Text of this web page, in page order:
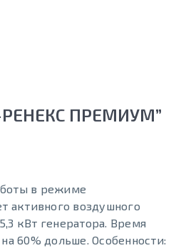
ПРЕМИУМ”
в режиме
активного воздушного
кВт генератора. Время
60% дольше. Особенности: